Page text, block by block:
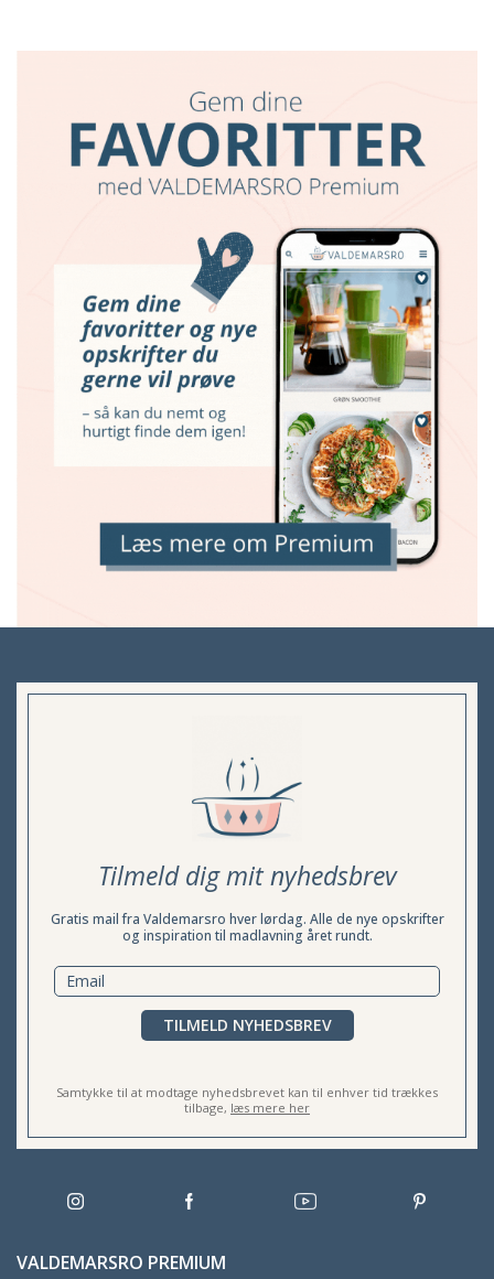
Tilmeld dig mit nyhedsbrev
Gratis mail fra Valdemarsro hver lørdag. Alle de nye opskrifter
og inspiration til madlavning året rundt.
TILMELD NYHEDSBREV
Samtykke til at modtage nyhedsbrevet kan til enhver tid trækkes
tilbage, læs mere her
VALDEMARSRO PREMIUM